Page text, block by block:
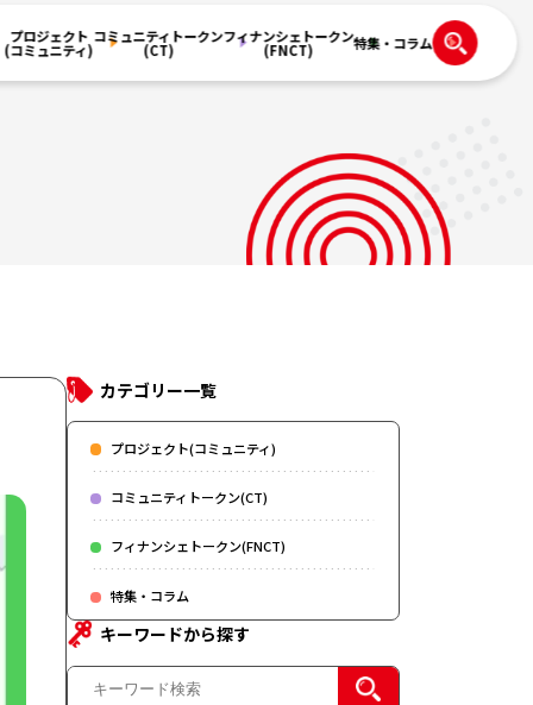
プロジェクト
(コミュニティ)
コミュニティトークン
(CT)
フィナンシェトークン
(FNCT) 特集・コラム
カテゴリー一覧
プロジェクト(コミュニティ)
コミュニティトークン(CT)
フィナンシェトークン(FNCT)
特集・コラム
キーワードから探す